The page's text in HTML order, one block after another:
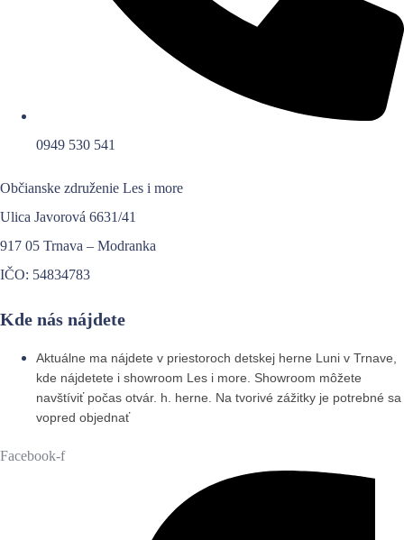
0949 530 541
Občianske združenie Les i more
Ulica Javorová 6631/41
917 05 Trnava – Modranka
IČO: 54834783
Kde nás nájdete
Aktuálne ma nájdete v priestoroch detskej herne Luni v Trnave,
kde nájdetete i showroom Les i more. Showroom môžete
navštíviť počas otvár. h. herne. Na tvorivé zážitky je potrebné sa
vopred objednať
Facebook-f